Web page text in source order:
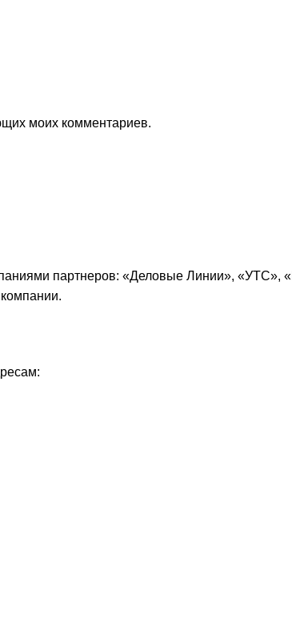
моих комментариев.
партнеров: «Деловые Линии», «УТС», «